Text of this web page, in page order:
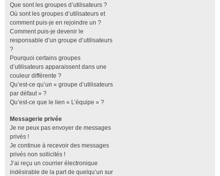
Que sont les groupes d’utilisateurs ?
Où sont les groupes d’utilisateurs et
comment puis-je en rejoindre un ?
Comment puis-je devenir le
responsable d’un groupe d’utilisateurs
?
Pourquoi certains groupes
d’utilisateurs apparaissent dans une
couleur différente ?
Qu’est-ce qu’un « groupe d’utilisateurs
par défaut » ?
Qu’est-ce que le lien « L’équipe » ?
Messagerie privée
Je ne peux pas envoyer de messages
privés !
Je continue à recevoir des messages
privés non sollicités !
J’ai reçu un courrier électronique
indésirable de la part de quelqu’un sur